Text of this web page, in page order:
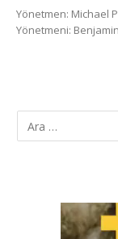
Yönetmen: Michael
Yönetmeni:
Video
oynatıcı